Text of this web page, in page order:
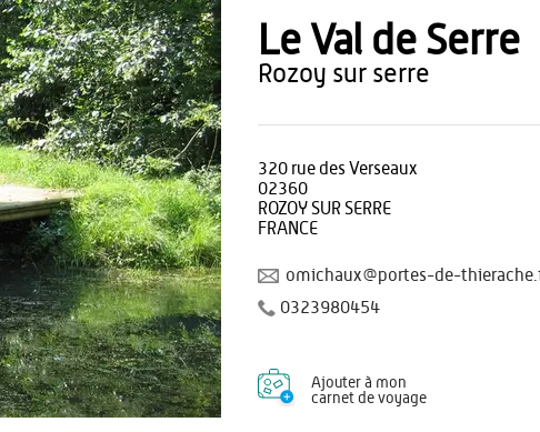
Le Val de Serre
rozoy sur serre
320 rue des Verseaux
02360
ROZOY SUR SERRE
FRANCE
omichaux@portes-de-
0323980454
Ajouter à mon
carnet de voyage